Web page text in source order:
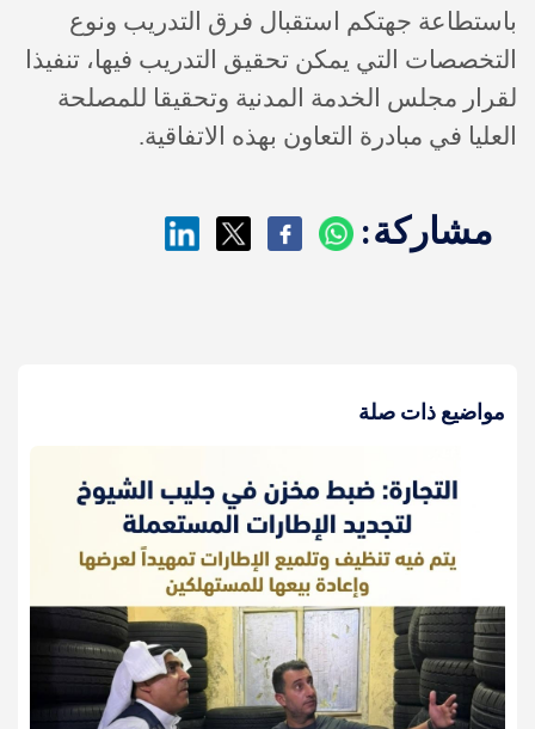
باستطاعة جهتكم استقبال فرق التدريب ونوع
التخصصات التي يمكن تحقيق التدريب فيها، تنفيذا
لقرار مجلس الخدمة المدنية وتحقيقا للمصلحة
العليا في مبادرة التعاون بهذه الاتفاقية.
مشاركة:
مواضيع ذات صلة